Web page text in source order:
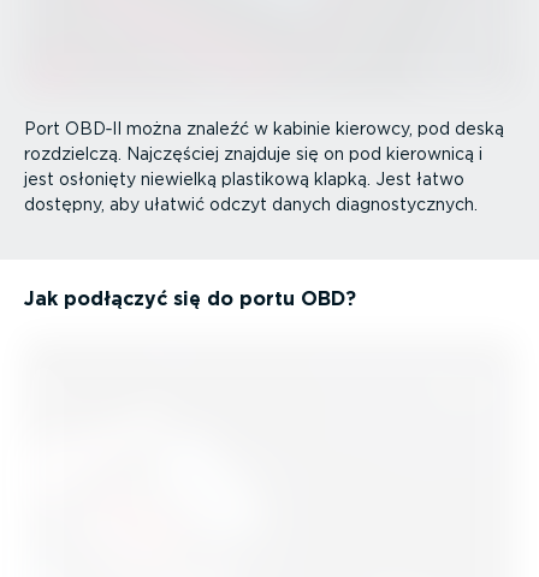
Port OBD‑II można znaleźć w kabinie kierowcy, pod deską
rozdzielczą. Najczęściej znajduje się on pod kierownicą i
jest osłonięty niewielką plastikową klapką. Jest łatwo
dostępny, aby ułatwić odczyt danych diagno­stycznych.
Jak podłączyć się do portu OBD?